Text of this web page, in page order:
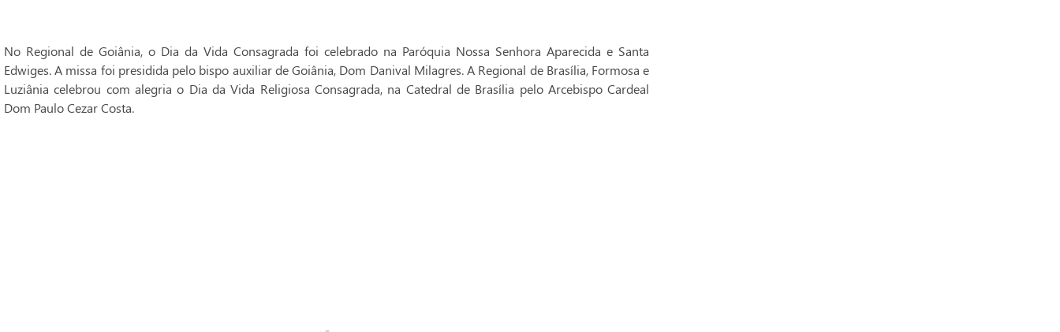
No Regional de Goiânia, o Dia da Vida Consagrada foi celebrado na Paróquia Nossa Senhora Aparecida e Santa
Edwiges. A missa foi presidida pelo bispo auxiliar de Goiânia, Dom Danival Milagres. A Regional de Brasília, Formosa e
Luziânia celebrou com alegria o Dia da Vida Religiosa Consagrada, na Catedral de Brasília pelo Arcebispo Cardeal
Dom Paulo Cezar Costa.